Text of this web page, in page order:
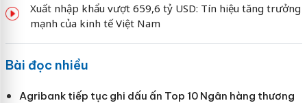
Xuất nhập khẩu vượt 659,6 tỷ USD: Tín hiệu tăng trưởng
mạnh của kinh tế Việt Nam
Bài đọc nhiều
Agribank tiếp tục ghi dấu ấn Top 10 Ngân hàng thương